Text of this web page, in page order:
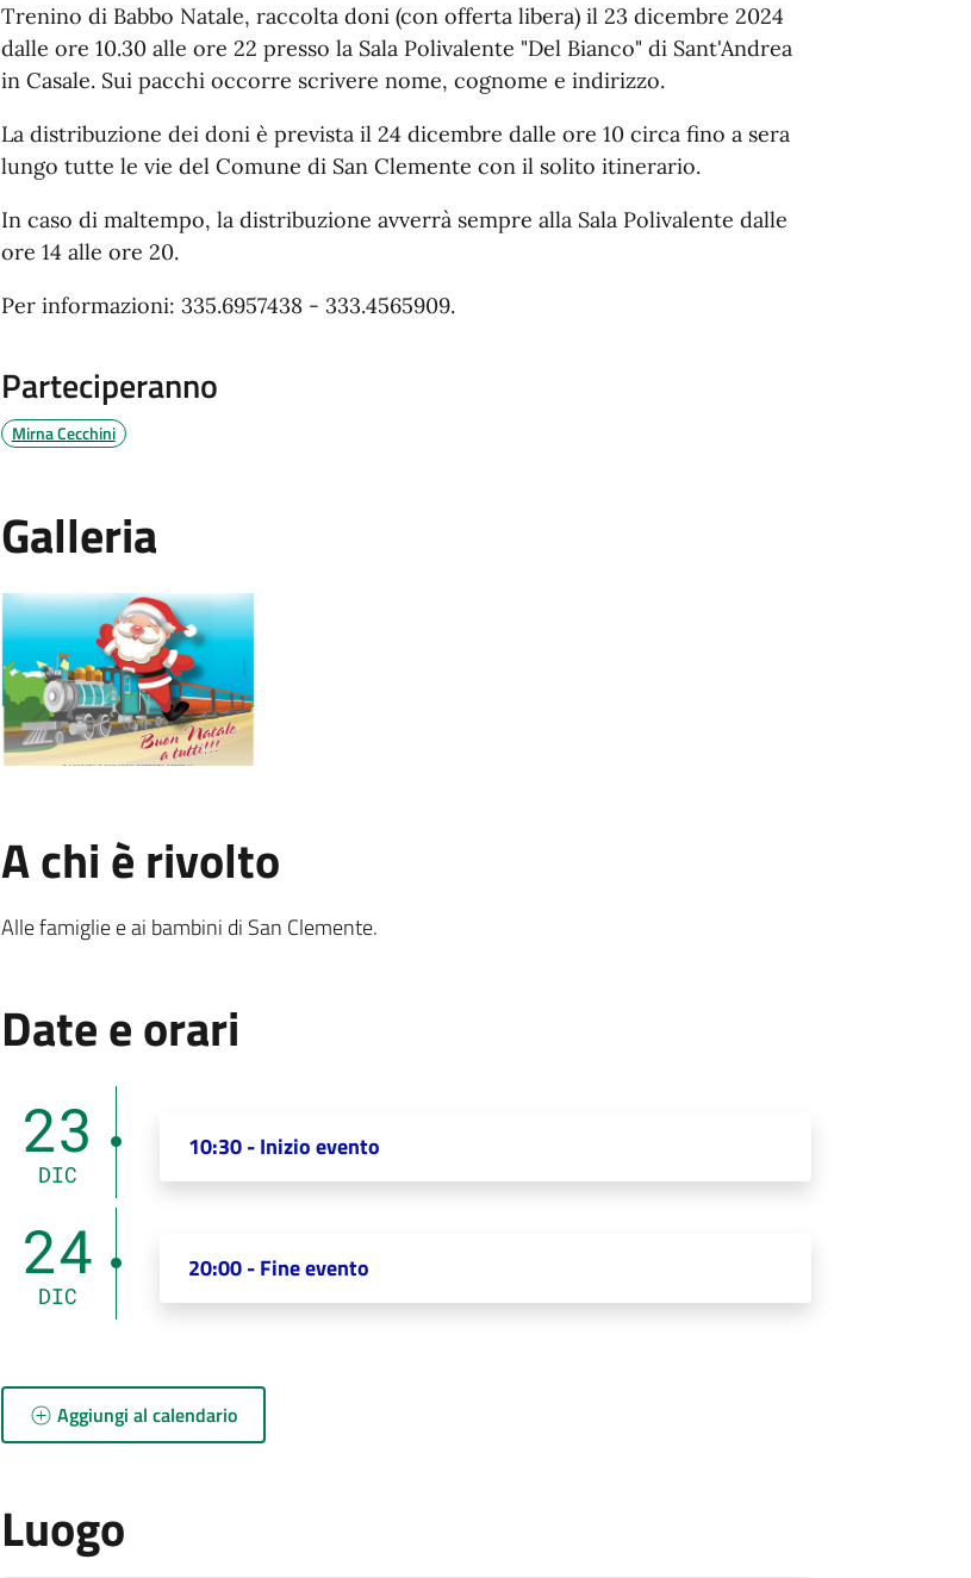
Trenino di Babbo Natale, raccolta doni (con offerta libera) il 23 dicembre 2024
dalle ore 10.30 alle ore 22 presso la Sala Polivalente "Del Bianco" di Sant'Andrea
in Casale. Sui pacchi occorre scrivere nome, cognome e indirizzo.
La distribuzione dei doni è prevista il 24 dicembre dalle ore 10 circa fino a sera
lungo tutte le vie del Comune di San Clemente con il solito itinerario.
In caso di maltempo, la distribuzione avverrà sempre alla Sala Polivalente dalle
ore 14 alle ore 20.
Per informazioni: 335.6957438 - 333.4565909.
Parteciperanno
Mirna Cecchini
Galleria
A chi è rivolto
Alle famiglie e ai bambini di San Clemente.
Date e orari
23
DIC
10:30 - Inizio evento
24
DIC
20:00 - Fine evento
Aggiungi al calendario
Luogo